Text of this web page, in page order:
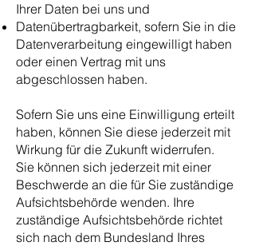
Ihrer Daten bei uns und
Datenübertragbarkeit, sofern Sie in die
Datenverarbeitung eingewilligt haben
oder einen Vertrag mit uns
abgeschlossen haben.
Sofern Sie uns eine Einwilligung erteilt
haben, können Sie diese jederzeit mit
Wirkung für die Zukunft widerrufen.
Sie können sich jederzeit mit einer
Beschwerde an die für Sie zuständige
Aufsichtsbehörde wenden. Ihre
zuständige Aufsichtsbehörde richtet
sich nach dem Bundesland Ihres